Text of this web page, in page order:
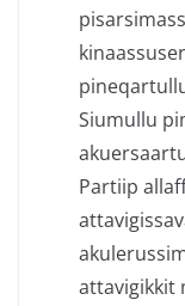
Siumullu
Partiip
attavigikkit